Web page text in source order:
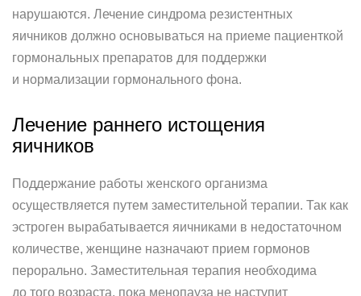
нарушаются. Лечение синдрома резистентных
яичников должно основываться на приеме пациенткой
гормональных препаратов для поддержки
и нормализации гормонального фона.
Лечение раннего истощения
яичников
Поддержание работы женского организма
осуществляется путем заместительной терапии. Так как
эстроген вырабатывается яичниками в недостаточном
количестве, женщине назначают прием гормонов
перорально. Заместительная терапия необходима
до того возраста, пока менопауза не наступит